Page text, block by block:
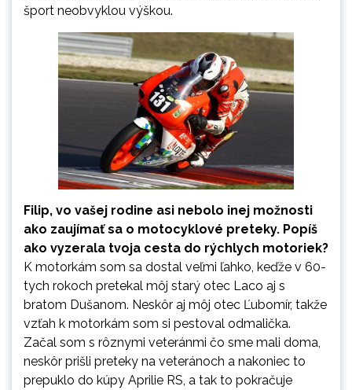
šport neobvyklou výškou.
Filip, vo vašej rodine asi nebolo inej možnosti
ako zaujímať sa o motocyklové preteky. Popíš
ako vyzerala tvoja cesta do rýchlych motoriek?
K motorkám som sa dostal veľmi ľahko, keďže v 60-
tych rokoch pretekal môj starý otec Laco aj s
bratom Dušanom. Neskôr aj môj otec Ľubomír, takže
vzťah k motorkám som si pestoval odmalička.
Začal som s rôznymi veteránmi čo sme mali doma,
neskôr prišli preteky na veteránoch a nakoniec to
prepuklo do kúpy Aprilie RS, a tak to pokračuje